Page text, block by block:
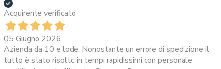
Acquirente verificato
05 Giugno 2026
Azienda da 10 e lode. Nonostante un errore di spedizione il
tutto è stato risolto in tempi rapidissimi con personale